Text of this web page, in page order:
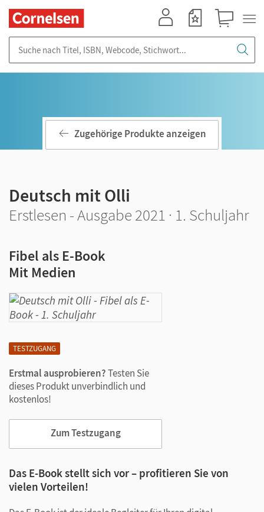
TESTZUGANG
Erstmal ausprobieren?Testen Sie
dieses Produkt unverbindlich und
kostenlos!
Zum Testzugang
Zugehörige Produkte anzeigen
Deutsch mit Olli
Erstlesen - Ausgabe 2021 · 1. Schuljahr
Fibel als E-Book
Mit Medien
Das E-Book stellt sich vor – profitieren Sie von
vielen Vorteilen!